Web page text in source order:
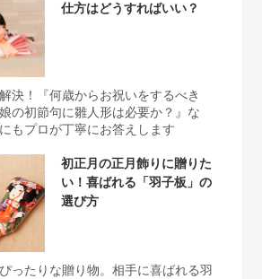
仕方はどうすればいい？
決！『何歳からお祝いをするべき
の初節句に雛人形は必要か？』な
もプロが丁寧にお答えします
初正月の正月飾りに贈りた
い！喜ばれる「羽子板」の
選び方
ったりな贈り物。相手に喜ばれる羽